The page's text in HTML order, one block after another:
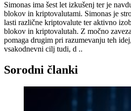
Simonas ima šest let izkušenj ter je
blokov in kriptovalutami. Simonas je
lasti različne kriptovalute ter aktivno
blokov in kriptovalutah. Z močno
pomaga drugim pri razumevanju teh
vsakodnevni cilj tudi, d ..
Sorodni članki